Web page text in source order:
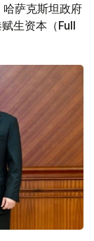
哈萨克斯坦政府
生资本（Full